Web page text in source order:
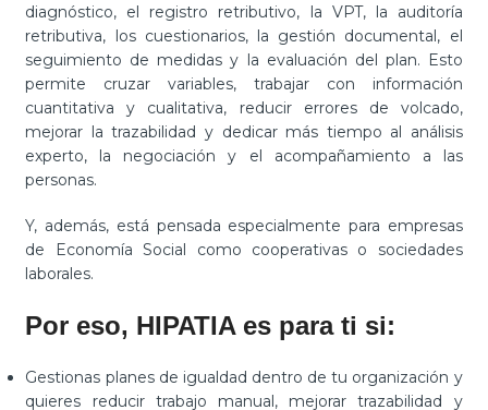
diagnóstico, el registro retributivo, la VPT, la auditoría
retributiva, los cuestionarios, la gestión documental, el
seguimiento de medidas y la evaluación del plan. Esto
permite cruzar variables, trabajar con información
cuantitativa y cualitativa, reducir errores de volcado,
mejorar la trazabilidad y dedicar más tiempo al análisis
experto, la negociación y el acompañamiento a las
personas.
Y, además, está pensada especialmente para empresas
de Economía Social como cooperativas o sociedades
laborales.
Por eso, HIPATIA es para ti si:
Gestionas planes de igualdad dentro de tu organización y
quieres reducir trabajo manual, mejorar trazabilidad y